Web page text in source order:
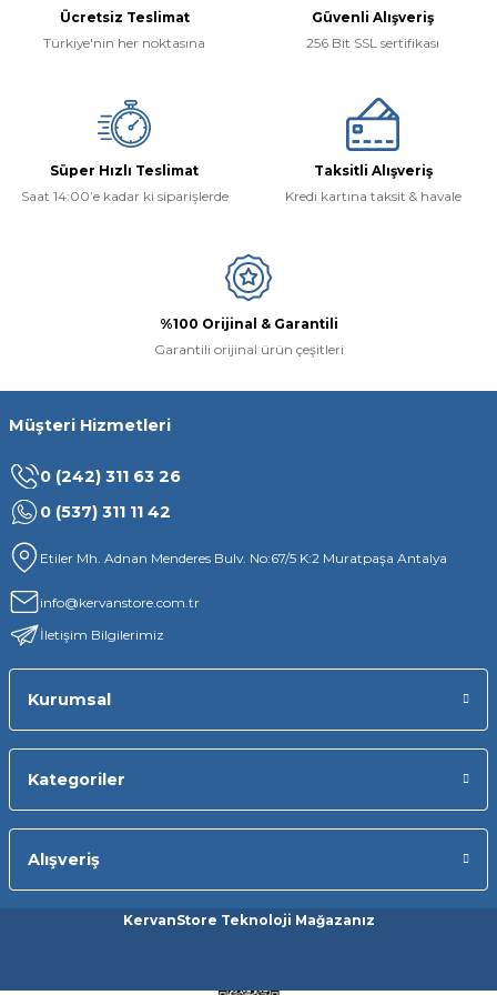
Ücretsiz Teslimat
Türkiye'nin her noktasına
Güvenli Alışveriş
256 Bit SSL sertifikası
Süper Hızlı Teslimat
Saat 14:00’e kadar ki siparişlerde
Taksitli Alışveriş
Kredi kartına taksit & havale
%100 Orijinal & Garantili
Garantili orijinal ürün çeşitleri
Müşteri Hizmetleri
0 (242) 311 63 26
0 (537) 311 11 42
Etiler Mh. Adnan Menderes Bulv. No:67/5 K:2 Muratpaşa Antalya
info@kervanstore.com.tr
İletişim Bilgilerimiz
Kurumsal
Kategoriler
Alışveriş
KervanStore Teknoloji Mağazanız